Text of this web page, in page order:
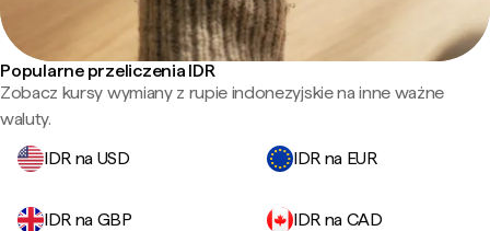
Popularne przeliczenia IDR
Zobacz kursy wymiany z rupie indonezyjskie na inne ważne
waluty.
IDR na USD
IDR na EUR
IDR na GBP IDR na CAD